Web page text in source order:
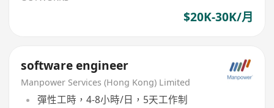
$20K-30K/月
software engineer
Manpower Services (Hong Kong) Limited
彈性工時，4-8小時/日，5天工作制